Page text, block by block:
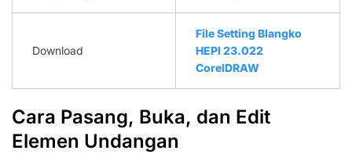
Download
File Setting Blangko
HEPI 23.022
CorelDRAW
Cara Pasang, Buka, dan Edit
Elemen Undangan